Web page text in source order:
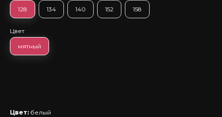
128 134 140 152 158
Цвет
мятный
Цвет: белый